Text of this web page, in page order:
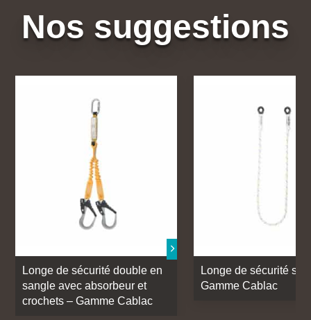
Nos suggestions
Longe de sécurité double en
sangle avec absorbeur et
crochets – Gamme Cablac
Longe de sécurité
Gamme Cablac